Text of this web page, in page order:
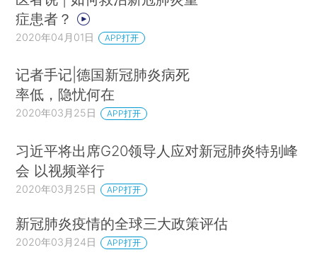
症患者？
2020年04月01日 APP打开
记者手记|德国新冠肺炎病死
率低，隐忧何在
2020年03月25日 APP打开
习近平将出席G20领导人应对新冠肺炎特别峰
会 以视频举行
2020年03月25日 APP打开
新冠肺炎疫情的全球三大政策评估
2020年03月24日 APP打开